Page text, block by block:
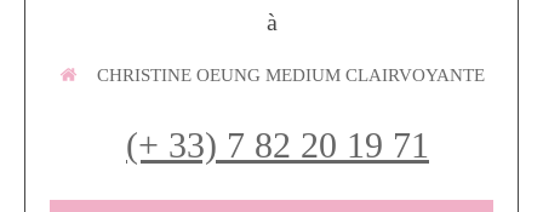
à
CHRISTINE OEUNG MEDIUM CLAIRVOYANTE
(+ 33) 7 82 20 19 71